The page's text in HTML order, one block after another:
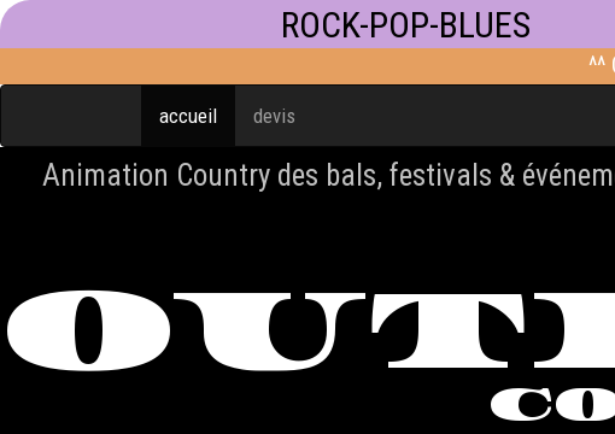
ROCK-POP-BLUES
^^
accueil devis
Animation Country des bals, festivals &